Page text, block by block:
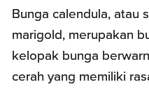
Bunga calendula, atau
marigold, merupakan
kelopak bunga
cerah yang memiliki